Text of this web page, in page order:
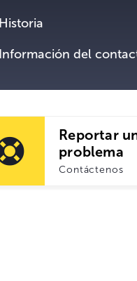
Historia
Información del
Reportar
problema
Contáctenos